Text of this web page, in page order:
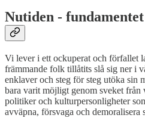
Nutiden - fundamentet
Vi lever i ett ockuperat och förfallet
främmande folk tillåtits slå sig ner i
enklaver och steg för steg utöka sin
bara varit möjligt genom sveket från
politiker och kulturpersonligheter
avväpna, försvaga och demoralisera